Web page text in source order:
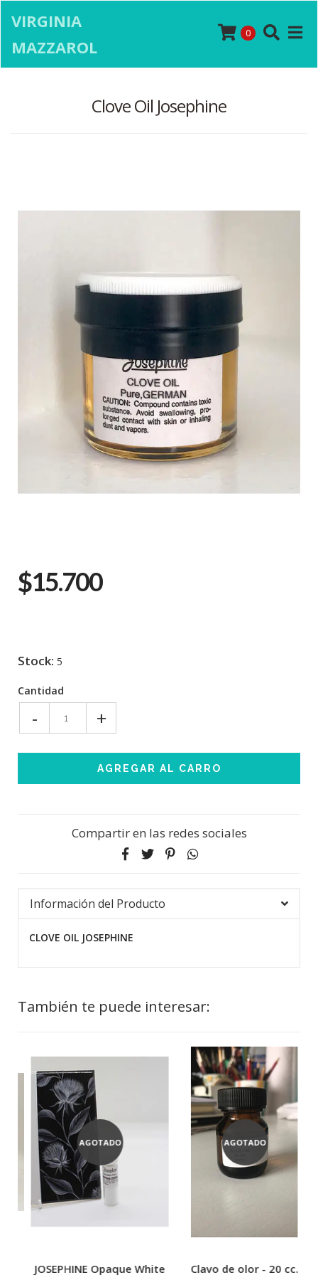
VIRGINIA
MAZZAROL
0
Clove Oil Josephine
$15.700
Stock: 5
Cantidad
- +
Compartir en las redes sociales
Información del Producto
CLOVE OIL JOSEPHINE
También te puede interesar:
AGOTADO
JOSEPHINE Opaque White
AGOTADO
Clavo de olor - 20 cc.